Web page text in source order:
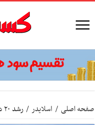
صفحه اصلی / اسلایدر / رشد ۲۰ درصدی صادرات فولاد در نیمه نخست امسال